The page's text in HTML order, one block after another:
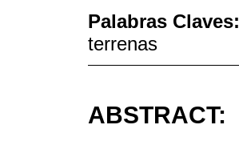
Palabras Claves:
terrenas
ABSTRACT: